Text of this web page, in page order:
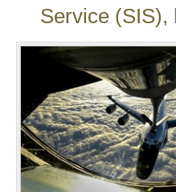
Service (SIS),